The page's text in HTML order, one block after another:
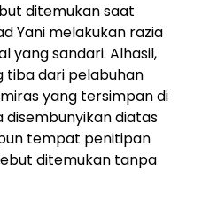
ditemukan saat
Yani melakukan razia
yang sandari. Alhasil,
tiba dari pelabuhan
yang tersimpan di
disembunyikan diatas
tempat penitipan
ditemukan tanpa